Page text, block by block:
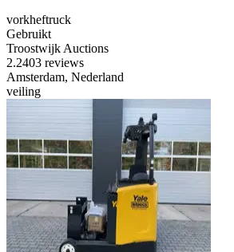
vorkheftruck
Gebruikt
Troostwijk Auctions
2.2403 reviews
Amsterdam, Nederland
veiling